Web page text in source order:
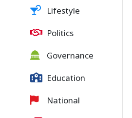
Lifestyle
Politics
Governance
Education
National